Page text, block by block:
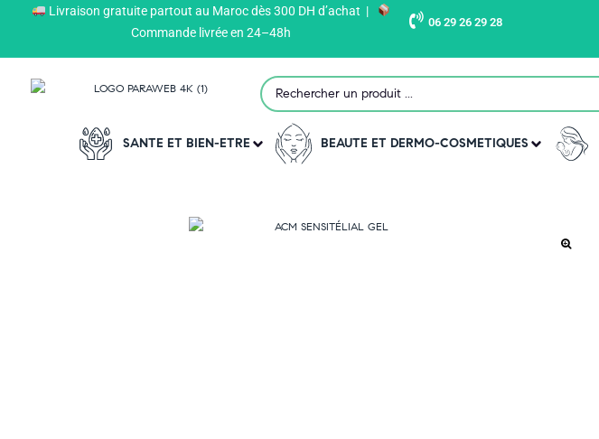
Livraison gratuite partout au Maroc dès 300 DH d’achat |
Commande livrée en 24–48h
06 29 26 29 28
SANTE ET BIEN-ETRE BEAUTE ET DERMO-COSMETIQUES
Produits > ACM >